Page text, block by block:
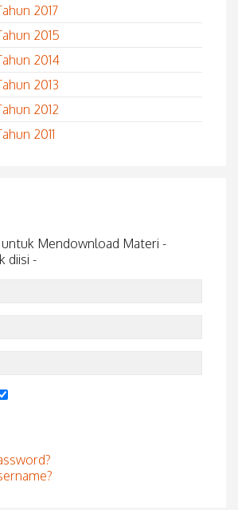
2017
2015
2014
2013
2012
2011
untuk Mendownload Materi -
diisi -